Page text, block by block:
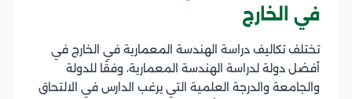
في الخارج
تختلف تكاليف دراسة الهندسة المعمارية في الخارج في
أفضل دولة لدراسة الهندسة المعمارية، وفقًا للدولة
والجامعة والدرجة العلمية التي يرغب الدارس في الالتحاق